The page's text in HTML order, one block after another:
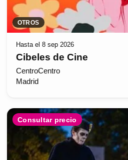
OTROS
Hasta el 8 sep 2026
Cibeles de Cine
CentroCentro
Madrid
Consultar precio